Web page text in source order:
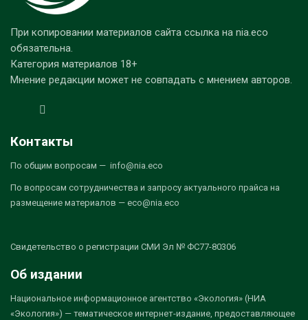
При копировании материалов сайта ссылка на nia.eco
обязательна.
Категория материалов 18+
Мнение редакции может не совпадать с мнением авторов.
Контакты
По общим вопросам — info@nia.eco
По вопросам сотрудничества и запросу актуального прайса на
размещение материалов — eco@nia.eco
Свидетельство о регистрации СМИ Эл № ФС77-80306
Об издании
Национальное информационное агентство «Экология» (НИА
«Экология») — тематическое интернет-издание, предоставляющее